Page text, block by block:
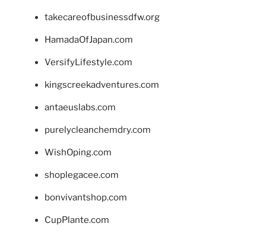
takecareofbusinessdfw.org
HamadaOfJapan.com
VersifyLifestyle.com
kingscreekadventures.com
antaeuslabs.com
purelycleanchemdry.com
WishOping.com
shoplegacee.com
bonvivantshop.com
CupPlante.com